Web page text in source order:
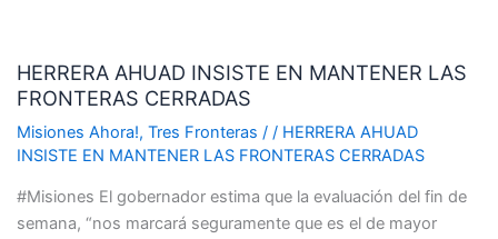
HERRERA AHUAD INSISTE EN MANTENER LAS
FRONTERAS CERRADAS
Misiones Ahora!, Tres Fronteras / / HERRERA AHUAD
INSISTE EN MANTENER LAS FRONTERAS CERRADAS
#Misiones El gobernador estima que la evaluación del fin de
semana, “nos marcará seguramente que es el de mayor
INSISTE
EN
MANTENER
LAS
CERRADAS